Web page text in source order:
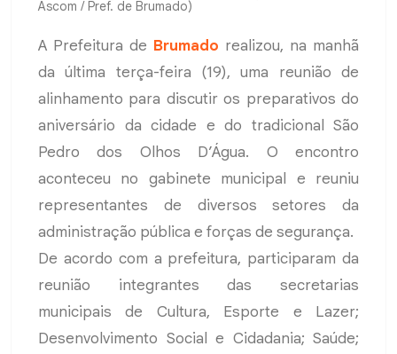
Ascom / Pref. de Brumado)
A Prefeitura de Brumado realizou, na manhã
da última terça-feira (19), uma reunião de
alinhamento para discutir os preparativos do
aniversário da cidade e do tradicional São
Pedro dos Olhos D’Água. O encontro
aconteceu no gabinete municipal e reuniu
representantes de diversos setores da
administração pública e forças de segurança.
De acordo com a prefeitura, participaram da
reunião integrantes das secretarias
municipais de Cultura, Esporte e Lazer;
Desenvolvimento Social e Cidadania; Saúde;